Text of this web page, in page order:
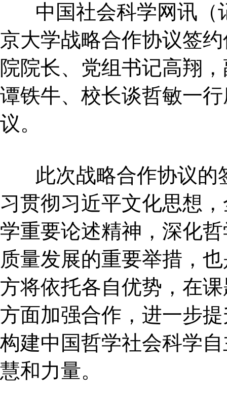
中国社会科学网讯（
京大学战略合作协议签
院院长、党组书记高翔
谭铁牛、校长谈哲敏一
议。
此次战略合作协议的
习贯彻习近平文化思想
学重要论述精神，深化
质量发展的重要举措，
方将依托各自优势，在
方面加强合作，进一步
构建中国哲学社会科学
慧和力量。